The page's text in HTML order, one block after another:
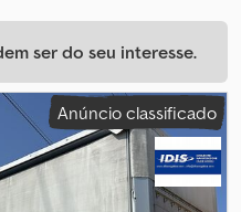
ser do seu interesse.
Anúncio classificado